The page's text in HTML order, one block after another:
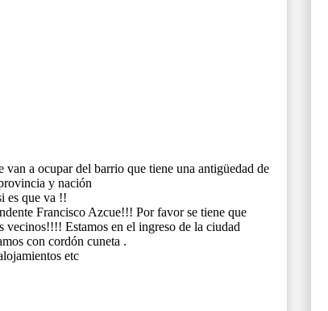
a ocupar del barrio que tiene una antigüedad de
y nación
es que va !!
Francisco Azcue!!! Por favor se tiene que
vecinos!!!! Estamos en el ingreso de la ciudad
con cordón cuneta .
etc